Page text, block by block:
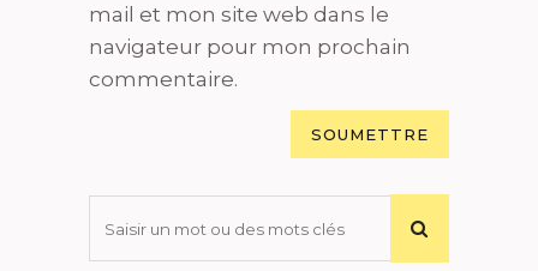
mail et mon site web dans le
navigateur pour mon prochain
commentaire.